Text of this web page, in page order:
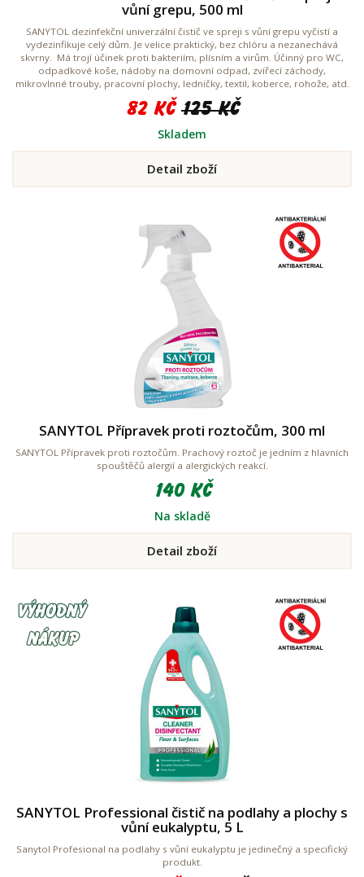
vůní grepu, 500 ml
SANYTOL dezinfekční univerzální čistič ve spreji s vůní grepu vyčistí a
vydezinfikuje celý dům. Je velice praktický, bez chlóru a nezanechává
skvrny. Má trojí účinek proti bakteriím, plísním a virům. Účinný pro WC,
odpadkové koše, nádoby na domovní odpad, zvířecí záchody,
mikrovlnné trouby, pracovní plochy, ledničky, textil, koberce, rohože, atd.
82 Kč 125 Kč
Skladem
Detail zboží
SANYTOL Přípravek proti roztočům, 300 ml
SANYTOL Přípravek proti roztočům. Prachový roztoč je jedním z hlavních
spouštěčů alergií a alergických reakcí.
140 Kč
Na skladě
Detail zboží
SANYTOL Professional čistič na podlahy a plochy s
vůní eukalyptu, 5 L
Sanytol Profesional na podlahy s vůní eukalyptu je jedinečný a specifický
produkt.